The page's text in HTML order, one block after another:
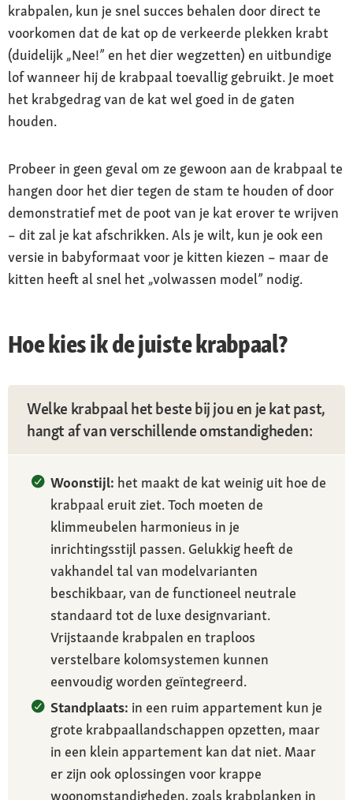
krabpalen, kun je snel succes behalen door direct te
voorkomen dat de kat op de verkeerde plekken krabt
(duidelijk „Nee!” en het dier wegzetten) en uitbundige
lof wanneer hij de krabpaal toevallig gebruikt. Je moet
het krabgedrag van de kat wel goed in de gaten
houden.
Probeer in geen geval om ze gewoon aan de krabpaal te
hangen door het dier tegen de stam te houden of door
demonstratief met de poot van je kat erover te wrijven
– dit zal je kat afschrikken. Als je wilt, kun je ook een
versie in babyformaat voor je kitten kiezen – maar de
kitten heeft al snel het „volwassen model” nodig.
Hoe kies ik de juiste krabpaal?
Welke krabpaal het beste bij jou en je kat past,
hangt af van verschillende omstandigheden:
Woonstijl: het maakt de kat weinig uit hoe de
krabpaal eruit ziet. Toch moeten de
klimmeubelen harmonieus in je
inrichtingsstijl passen. Gelukkig heeft de
vakhandel tal van modelvarianten
beschikbaar, van de functioneel neutrale
standaard tot de luxe designvariant.
Vrijstaande krabpalen en traploos
verstelbare kolomsystemen kunnen
eenvoudig worden geïntegreerd.
Standplaats: in een ruim appartement kun je
grote krabpaallandschappen opzetten, maar
in een klein appartement kan dat niet. Maar
er zijn ook oplossingen voor krappe
woonomstandigheden, zoals krabplanken in